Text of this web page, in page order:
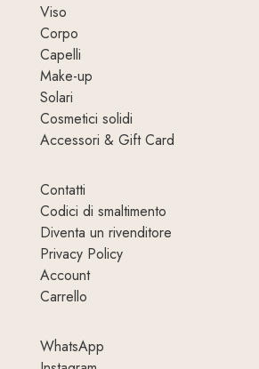
Viso
Corpo
Capelli
Make-up
Solari
Cosmetici solidi
Accessori & Gift Card
Contatti
Codici di smaltimento
Diventa un rivenditore
Privacy Policy
Account
Carrello
WhatsApp